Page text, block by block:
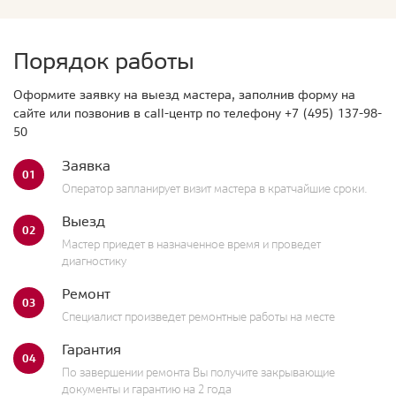
Порядок работы
Оформите заявку на выезд мастера, заполнив форму на
сайте или позвонив в call-центр по телефону +7 (495) 137-98-
50
01 Заявка
Оператор запланирует визит мастера в кратчайшие сроки.
02 Выезд
Мастер приедет в назначенное время и проведет
диагностику
03 Ремонт
Специалист произведет ремонтные работы на месте
04 Гарантия
По завершении ремонта Вы получите закрывающие
документы и гарантию на 2 года